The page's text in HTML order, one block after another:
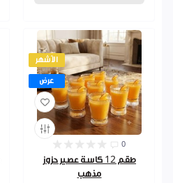
الأشهر
عرض
0
طقم 12 كاسة عصير حزوز
مذهب